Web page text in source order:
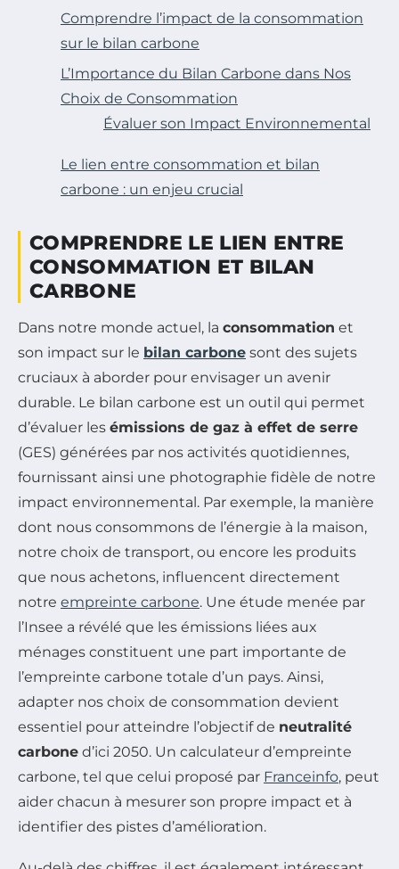
Comprendre l’impact de la consommation
sur le bilan carbone
L’Importance du Bilan Carbone dans Nos
Choix de Consommation
Évaluer son Impact Environnemental
Le lien entre consommation et bilan
carbone : un enjeu crucial
COMPRENDRE LE LIEN ENTRE
CONSOMMATION ET BILAN
CARBONE
Dans notre monde actuel, la consommation et
son impact sur le bilan carbone sont des sujets
cruciaux à aborder pour envisager un avenir
durable. Le bilan carbone est un outil qui permet
d’évaluer les émissions de gaz à effet de serre
(GES) générées par nos activités quotidiennes,
fournissant ainsi une photographie fidèle de notre
impact environnemental. Par exemple, la manière
dont nous consommons de l’énergie à la maison,
notre choix de transport, ou encore les produits
que nous achetons, influencent directement
notre empreinte carbone. Une étude menée par
l’Insee a révélé que les émissions liées aux
ménages constituent une part importante de
l’empreinte carbone totale d’un pays. Ainsi,
adapter nos choix de consommation devient
essentiel pour atteindre l’objectif de neutralité
carbone d’ici 2050. Un calculateur d’empreinte
carbone, tel que celui proposé par Franceinfo, peut
aider chacun à mesurer son propre impact et à
identifier des pistes d’amélioration.